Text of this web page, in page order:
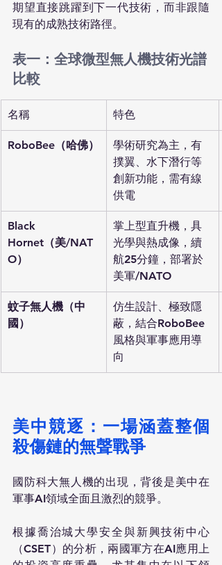
期望直接跳躍到下一代技術，而非跟隨
現有的成熟技術路徑。
表一：全球微型無人機技術光譜
比較
名稱 特色
RoboBee（哈佛）
學術研究為主，有
撲翼、水下潛行等
創新功能，需有線
供電
Black
Hornet（美/NAT
O）
掌上型直升機，具
光學與熱成像，續
航25分鐘，部署於
美軍/NATO
蚊子無人機（中
國）
仿生設計、極致隱
蔽，結合RoboBee
風格與軍事應用導
向
美中競逐：一場涵蓋整個
殺傷鏈的無聲戰爭
國防科大無人機的出現，背後是美中在
軍事AI領域全面且激烈的競爭。
根據喬治城大學安全與新興技術中心
（CSET）的分析，兩國軍方在AI應用上